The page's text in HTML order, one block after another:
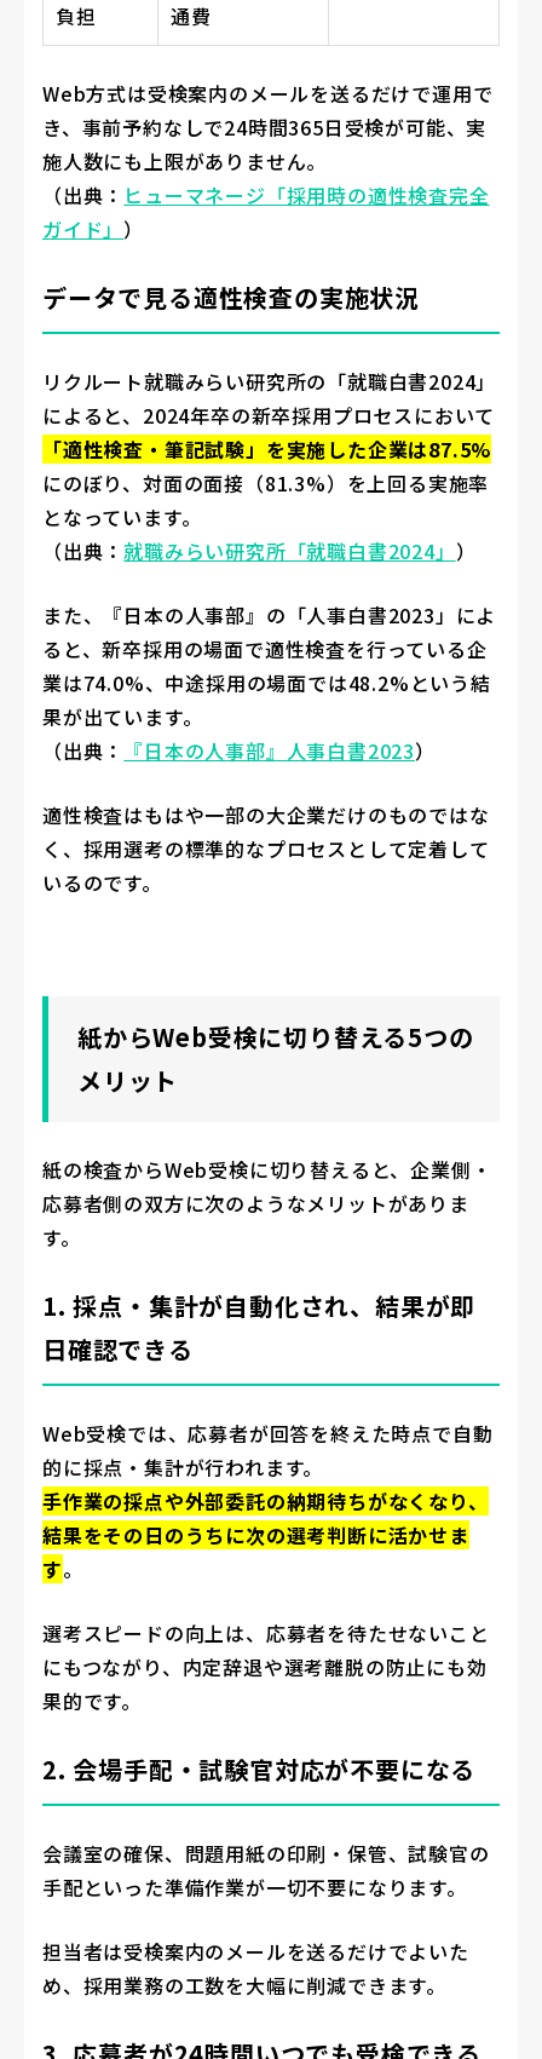
負担 通費
Web方式は受検案内のメールを送るだけで運用で
き、事前予約なしで24時間365日受検が可能、実
施人数にも上限がありません。
（出典： ヒューマネージ「採用時の適性検査完全
ガイド」 ）
データで見る適性検査の実施状況
リクルート就職みらい研究所の「就職白書2024」
によると、2024年卒の新卒採用プロセスにおいて
「適性検査・筆記試験」を実施した企業は87.5%
にのぼり、対面の面接（81.3%）を上回る実施率
となっています。
（出典：就職みらい研究所「就職白書2024」 ）
また、『日本の人事部』の「人事白書2023」によ
ると、新卒採用の場面で適性検査を行っている企
業は74.0%、中途採用の場面では48.2%という結
果が出ています。
（出典：
『日本の人事部』人事白書2023）
適性検査はもはや一部の大企業だけのものではな
く、採用選考の標準的なプロセスとして定着して
いるのです。
紙からWeb受検に切り替える5つの
メリット
紙の検査からWeb受検に切り替えると、企業側・
応募者側の双方に次のようなメリットがありま
す。
1. 採点・集計が自動化され、結果が即
日確認できる
Web受検では、応募者が回答を終えた時点で自動
的に採点・集計が行われます。
手作業の採点や外部委託の納期待ちがなくなり、
結果をその日のうちに次の選考判断に活かせま
す。
選考スピードの向上は、応募者を待たせないこと
にもつながり、内定辞退や選考離脱の防止にも効
果的です。
2. 会場手配・試験官対応が不要になる
会議室の確保、問題用紙の印刷・保管、試験官の
手配といった準備作業が一切不要になります。
担当者は受検案内のメールを送るだけでよいた
め、採用業務の工数を大幅に削減できます。